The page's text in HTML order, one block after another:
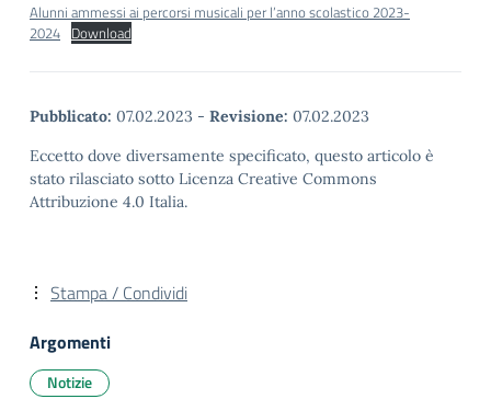
Alunni ammessi ai percorsi musicali per l’anno scolastico 2023-
2024 Download
Pubblicato: 07.02.2023 - Revisione: 07.02.2023
Eccetto dove diversamente specificato, questo articolo è
stato rilasciato sotto Licenza Creative Commons
Attribuzione 4.0 Italia.
Stampa / Condividi
Argomenti
Notizie